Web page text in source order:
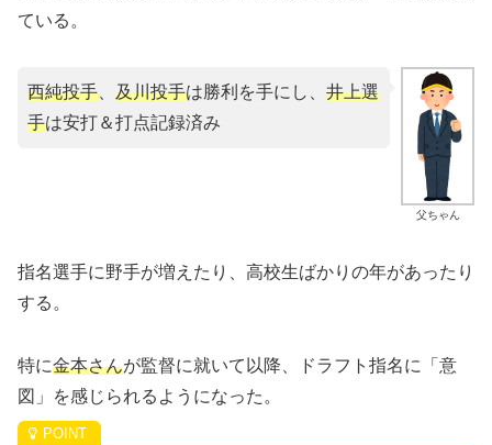
ている。
父ちゃん
西純投手、 及川投手は勝利を手にし、 井上選
手は安打＆打点記録済み
指名選手に野手が増えたり、高校生ばかりの年があったり
する。
特に金本さんが監督に就いて以降、ドラフト指名に「意
図」を感じられるようになった。